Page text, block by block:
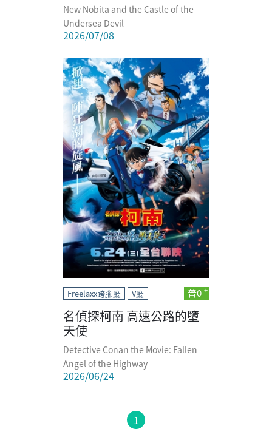
New Nobita and the Castle of the
Undersea Devil
2026/07/08
Freelaxx跨腳廳 V廳 普0
名偵探柯南 高速公路的墮
天使
Detective Conan the Movie: Fallen
Angel of the Highway
2026/06/24
1